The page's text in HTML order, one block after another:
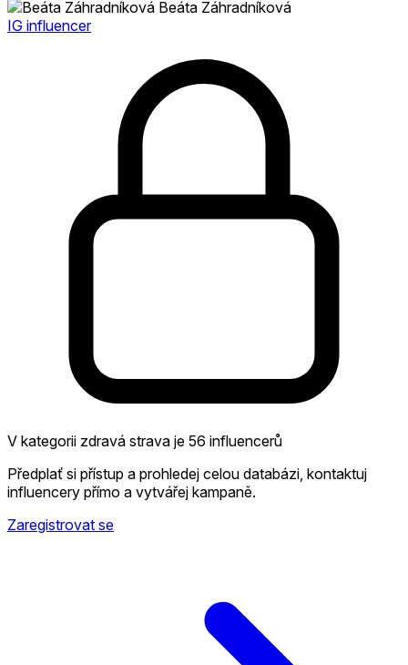
Beáta Záhradníková
IG influencer
V kategorii zdravá strava je 56 influencerů
Předplať si přístup a prohledej celou databázi, kontaktuj
influencery přímo a vytvářej kampaně.
Zaregistrovat se